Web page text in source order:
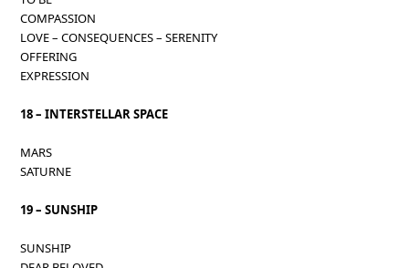
COMPASSION
LOVE – CONSEQUENCES – SERENITY
OFFERING
EXPRESSION
18 – INTERSTELLAR SPACE
MARS
SATURNE
19 – SUNSHIP
SUNSHIP